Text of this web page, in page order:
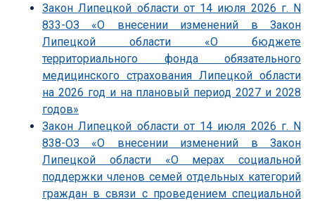
Закон Липецкой области от 14 июля 2026 г. N
833-ОЗ «О внесении изменений в Закон
Липецкой области «О бюджете
территориального фонда обязательного
медицинского страхования Липецкой области
на 2026 год и на плановый период 2027 и 2028
годов»
Закон Липецкой области от 14 июля 2026 г. N
838-ОЗ «О внесении изменений в Закон
Липецкой области «О мерах социальной
поддержки членов семей отдельных категорий
граждан в связи с проведением специальной